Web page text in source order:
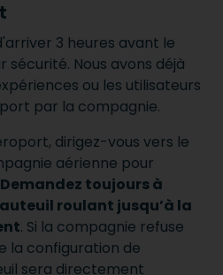
3 heures avant le
Nous avons déjà
ou les utilisateurs
par la compagnie.
dirigez-vous vers le
aérienne pour
Demandez toujours à
roulant jusqu’à la
. Si la compagnie refuse
la configuration de
sera directement